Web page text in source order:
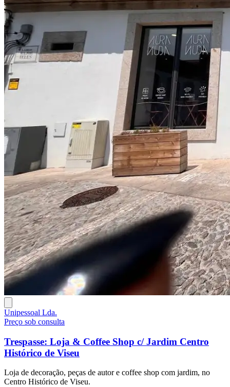
Unipessoal Lda.
Preço sob consulta
Trespasse: Loja & Coffee Shop c/ Jardim Centro
Histórico de Viseu
Loja de decoração, peças de autor e coffee shop com jardim, no
Centro Histórico de Viseu.